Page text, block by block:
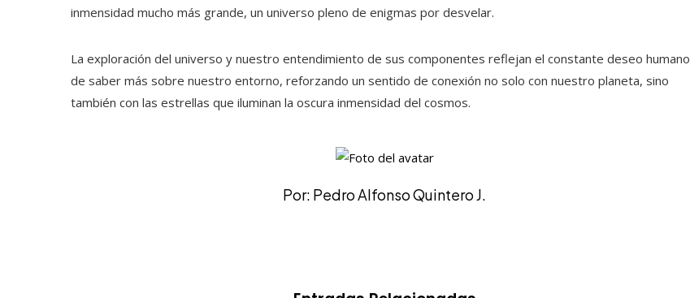
inmensidad mucho más grande, un universo pleno de enigmas por desvelar.
La exploración del universo y nuestro entendimiento de sus componentes reflejan el constante deseo humano
de saber más sobre nuestro entorno, reforzando un sentido de conexión no solo con nuestro planeta, sino
también con las estrellas que iluminan la oscura inmensidad del cosmos.
Por: Pedro Alfonso Quintero J.